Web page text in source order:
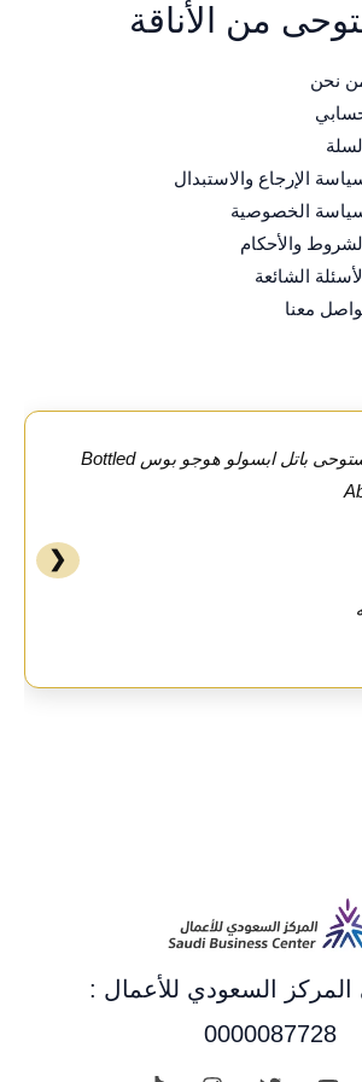
من الأناقة
نحن
السلة
الإرجاع والاستبدال
الخصوصية
الشروط والأحكام
الأسئلة الشائعة
معنا
مستوحى باتل ابسولو هوجو بوس Bottled
❮
السعودي للأعمال :
0000087728